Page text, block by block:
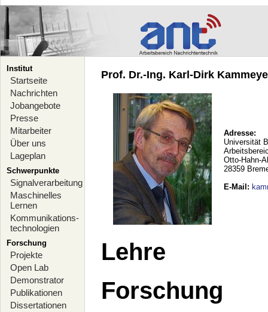
Institut
Startseite
Nachrichten
Jobangebote
Presse
Mitarbeiter
Über uns
Lageplan
Schwerpunkte
Signalverarbeitung
Maschinelles
Lernen
Kommunikations-
technologien
Forschung
Projekte
Open Lab
Demonstrator
Publikationen
Dissertationen
Prof. Dr.-Ing. Karl-Dirk
Adresse:
Universität
Otto-Hahn-
28359
E-Mail :
Lehre
Forschung